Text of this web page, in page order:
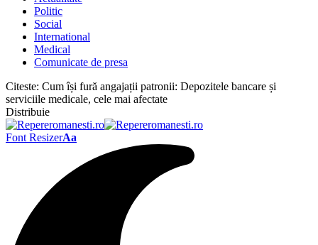
Politic
Social
International
Medical
Comunicate de presa
Citeste: Cum își fură angajații patronii: Depozitele bancare și
serviciile medicale, cele mai afectate
Distribuie
Font ResizerAa